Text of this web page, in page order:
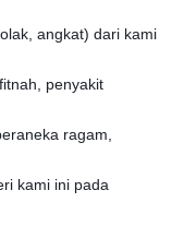
angkat) dari kami
penyakit
ragam,
kami ini pada